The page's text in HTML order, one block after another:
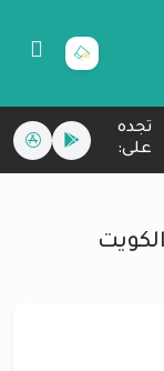
تجده
على: